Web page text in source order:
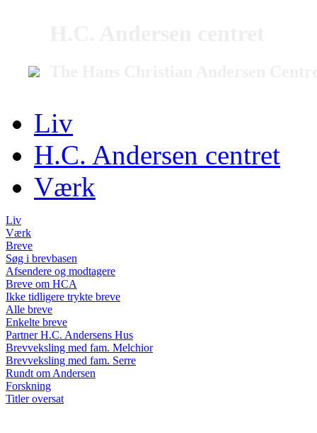
Liv
H.C. Andersen centret
Værk
Liv
Værk
Breve
Søg i brevbasen
Afsendere og modtagere
Breve om HCA
Ikke tidligere trykte breve
Alle breve
Enkelte breve
Partner H.C. Andersens Hus
Brevveksling med fam. Melchior
Brevveksling med fam. Serre
Rundt om Andersen
Forskning
Titler oversat